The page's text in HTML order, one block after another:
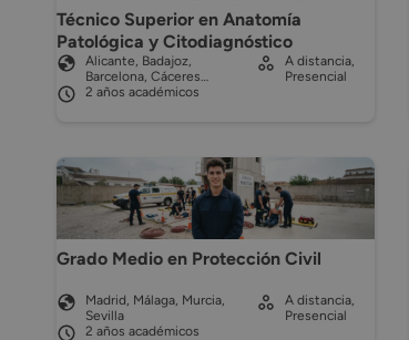
Técnico Superior en Anatomía
Patológica y Citodiagnóstico
Alicante, Badajoz,
Barcelona, Cáceres…
2 años académicos
A distancia,
Presencial
Grado Medio en Protección Civil
Madrid, Málaga, Murcia,
Sevilla
2 años académicos
A distancia,
Presencial